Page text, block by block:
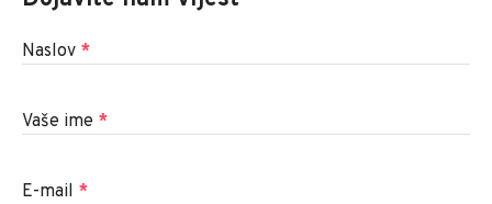
Naslov *
Vaše ime *
E-mail *